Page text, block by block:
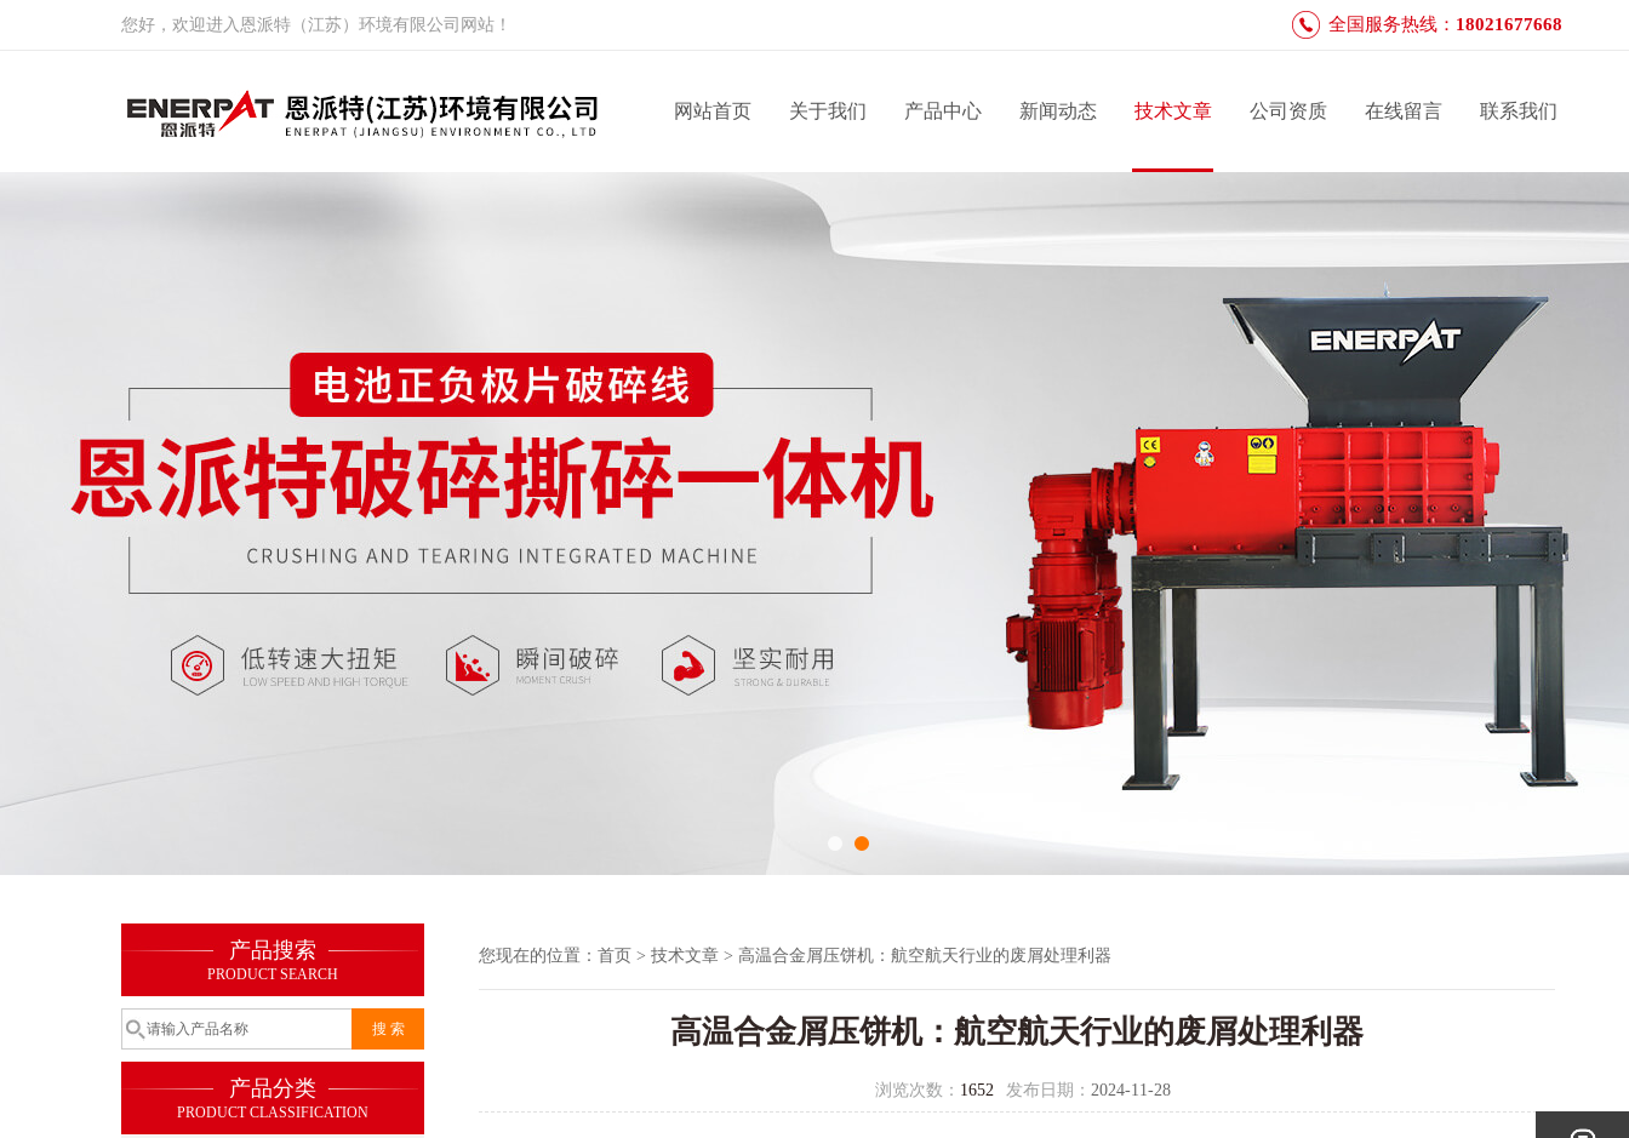
您好，欢迎进入恩派特（江苏）环境有限公司网站！ 全国服务热线： 18021677668
网站首页 关于我们 产品中心 新闻动态 技术文章 公司资质 在线留言 联系我们
产品搜索
PRODUCT SEARCH
产品分类
PRODUCT CLASSIFICATION
您现在的位置： 首页 > 技术文章 > 高温合金屑压饼机：航空航天行业的废屑处理利器
高温合金屑压饼机：航空航天行业的废屑处理利器
浏览次数： 1652 发布日期： 2024-11-28